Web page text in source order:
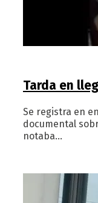
Tarda en
Se registra en
documental
notaba…